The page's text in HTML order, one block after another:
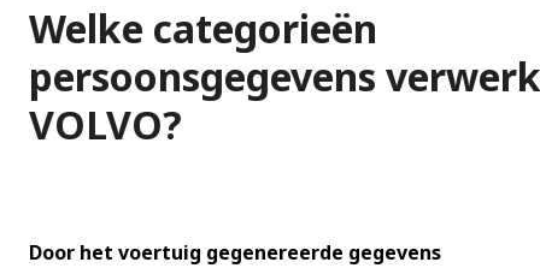
Welke categorieën
persoonsgegevens
VOLVO?
Door het voertuig gegenereerde gegevens